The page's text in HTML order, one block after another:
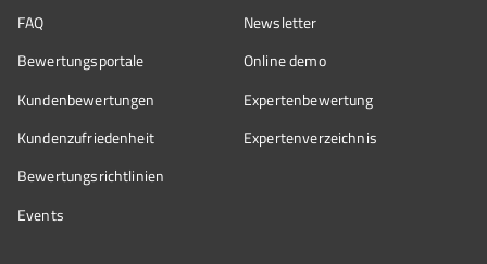
FAQ
Bewertungsportale
Kundenbewertungen
Kundenzufriedenheit
Bewertungs­richtlinien
Events
Newsletter
Online demo
Expertenbewertung
Expertenverzeichnis